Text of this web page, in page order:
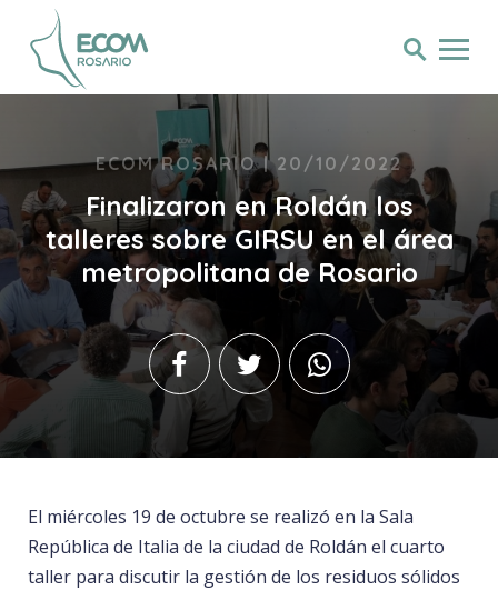
ECOM ROSARIO | 20/10/2022
Finalizaron en Roldán los
talleres sobre GIRSU en el área
metropolitana de Rosario
El miércoles 19 de octubre se realizó en la Sala
República de Italia de la ciudad de Roldán el cuarto
taller para discutir la gestión de los residuos sólidos